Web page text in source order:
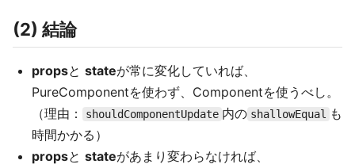
(2) 結論
propsと stateが常に変化していれば、
PureComponentを使わず、Componentを使うべし。
（理由：
shouldComponentUpdate 内の shallowEqual
も
時間かかる）
propsと stateがあまり変わらなければ、